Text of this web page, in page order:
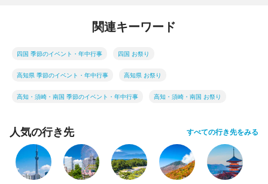
関連キーワード
四国 季節のイベント・年中行事 四国 お祭り
高知県 季節のイベント・年中行事 高知県 お祭り
高知・須崎・南国 季節のイベント・年中行事 高知・須崎・南国 お祭り
人気の行き先 すべての行き先をみる